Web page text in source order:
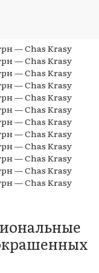
— Chas Krasy
— Chas Krasy
— Chas Krasy
— Chas Krasy
— Chas Krasy
— Chas Krasy
— Chas Krasy
— Chas Krasy
— Chas Krasy
— Chas Krasy
— Chas Krasy
— Chas Krasy